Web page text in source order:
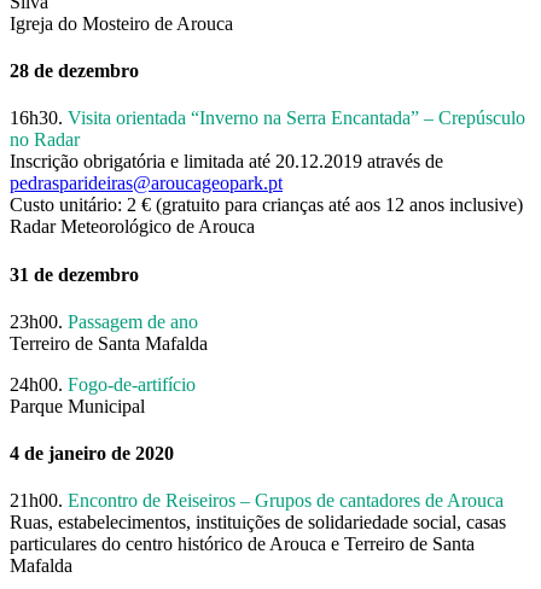
Igreja do Mosteiro de Arouca
28 de dezembro
16h30. Visita orientada “Inverno na Serra Encantada” – Crepúsculo
no Radar
Inscrição obrigatória e limitada até 20.12.2019 através de
pedrasparideiras@aroucageopark.pt
Custo unitário: 2 € (gratuito para crianças até aos 12 anos inclusive)
Radar Meteorológico de Arouca
31 de dezembro
23h00. Passagem de ano
Terreiro de Santa Mafalda
24h00. Fogo-de-artifício
Parque Municipal
4 de janeiro de 2020
21h00. Encontro de Reiseiros – Grupos de cantadores de Arouca
Ruas, estabelecimentos, instituições de solidariedade social, casas
particulares do centro histórico de Arouca e Terreiro de Santa
Mafalda